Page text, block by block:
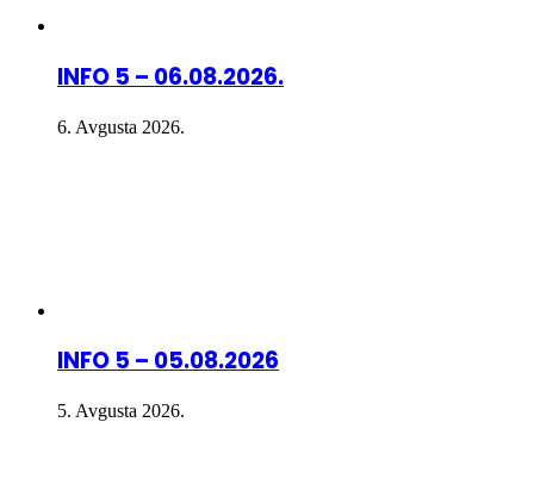
INFO 5 – 06.08.2026.
6. Avgusta 2026.
INFO 5 – 05.08.2026
5. Avgusta 2026.